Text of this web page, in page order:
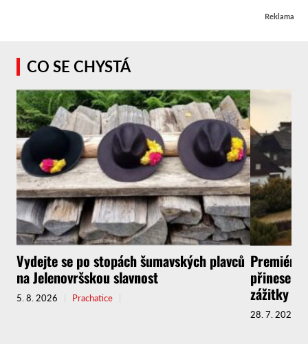
Reklama
CO SE CHYSTÁ
Vydejte se po stopách šumavských plavců
na Jelenovršskou slavnost
5. 8. 2026 Prachatice
přinese
zážitky
28. 7. 2026